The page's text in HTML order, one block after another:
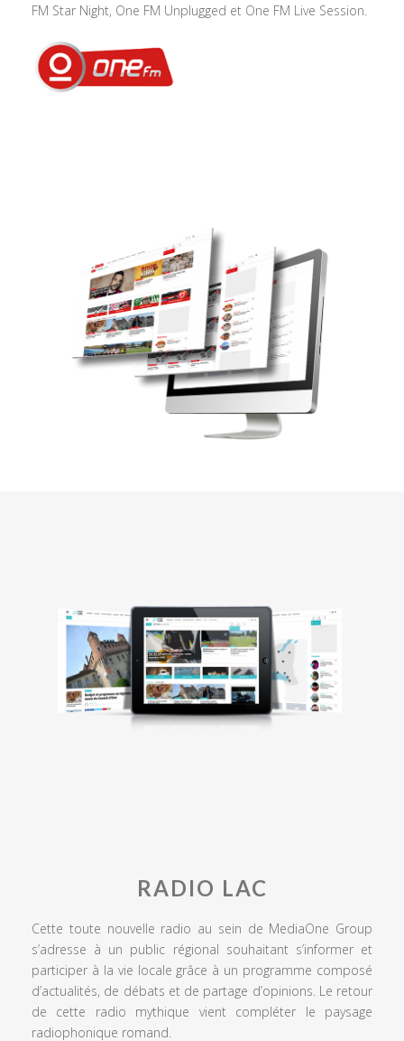
FM Star Night, One FM Unplugged et One FM Live Session.
RADIO LAC
Cette toute nouvelle radio au sein de MediaOne Group
s’adresse à un public régional souhaitant s’informer et
participer à la vie locale grâce à un programme composé
d’actualités, de débats et de partage d’opinions. Le retour
de cette radio mythique vient compléter le paysage
radiophonique romand.